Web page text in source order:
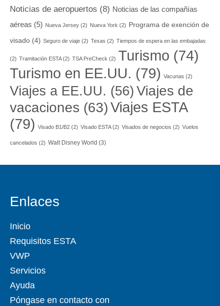
Noticias de aeropuertos (8) Noticias de las compañías
aéreas (5) Nueva Jersey (2) Nueva York (2) Programa de exención de
visado (4) Seguro de viaje (2) Texas (2) Tiempos de espera en las embajadas
(2) Tramitación ESTA(2) TSA PreCheck (2) Turismo (74)
Turismo en EE.UU. (79) Vacunas (2)
Viajes a EE.UU. (56)Viajes de
vacaciones (63)Viajes ESTA
(79) Visado B1/B2 (2) Visado ESTA(2) Visados de negocios (2) Vuelos
cancelados (2) Walt Disney World (3)
Enlaces
Inicio
Requisitos ESTA
VWP
Servicios
Ayuda
Póngase en contacto con